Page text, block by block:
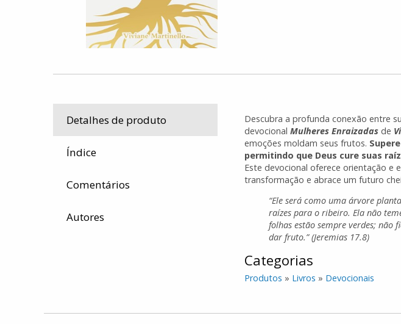
Detalhes de produto
Índice
Comentários
Autores
Descubra a profunda conexão entre
devocionalMulheres Enraizadas de
emoções moldam seus frutos.
permitindo que Deus cure suas
Este devocional oferece orientação e
transformação e abrace um futuro
“Ele será como uma árvore
raízes para o ribeiro. Ela não
folhas estão sempre verdes; não
dar fruto.” (Jeremias 17.8)
Categorias
Produtos » Livros » Devocionais